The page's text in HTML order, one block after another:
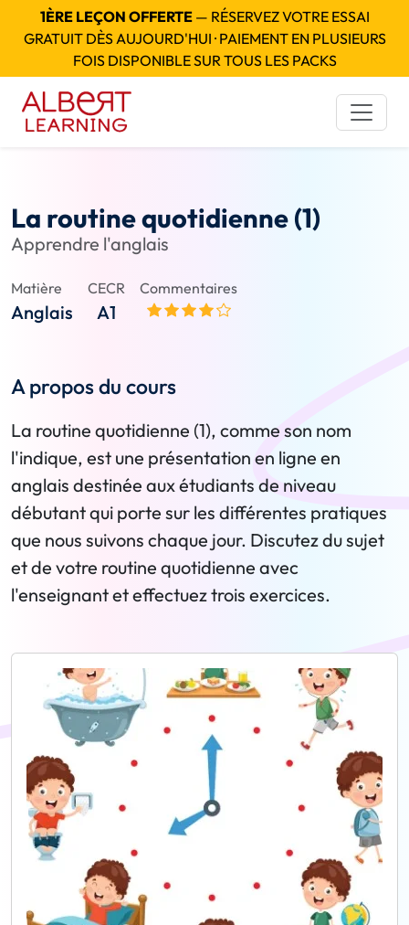
1ÈRE LEÇON OFFERTE— RÉSERVEZ VOTRE ESSAI
GRATUIT DÈS AUJOURD'HUI · PAIEMENT EN PLUSIEURS
FOIS DISPONIBLE SUR TOUS LES PACKS
La routine quotidienne (1)
Apprendre l'anglais
Matière
Anglais
CECR
A1
Commentaires
A propos du cours
La routine quotidienne (1), comme son nom
l'indique, est une présentation en ligne en
anglais destinée aux étudiants de niveau
débutant qui porte sur les différentes pratiques
que nous suivons chaque jour. Discutez du sujet
et de votre routine quotidienne avec
l'enseignant et effectuez trois exercices.